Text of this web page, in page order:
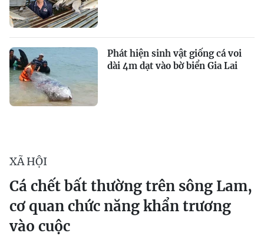
Phát hiện sinh vật giống cá voi
dài 4m dạt vào bờ biển Gia Lai
XÃ HỘI
Cá chết bất thường trên sông Lam,
cơ quan chức năng khẩn trương
vào cuộc